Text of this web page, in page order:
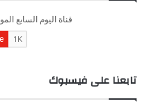
تابعنا على فيسبوك